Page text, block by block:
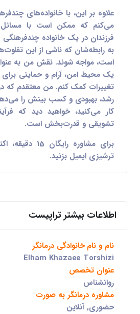
علاوه بر این، با خانواده‌های
می‌کنم که ممکن است با
فرزندان در یک خانواده
به رابطه‌شان که ناشی از این
است، مواجه شوند. نقش من به
یک محیط امن، آرام و حمایتی برای
تغییرات کمک کنم. من معتقدم که
رشد، بهبودی و کسب بینش را
کار می‌کنید، خواهید دید که
تشویقی و قدرت‌بخش است.
برای مشاوره
ترشیزی ایمیل بزنید.
اطلاعات بیشتر تراپیست
نام و نام خانوادگی درمانگر
Elham Khazaee Torshizi
عنوان تخصص
روانشناس
مشاوره درمانگر به صورت
حضوری, آنلاین